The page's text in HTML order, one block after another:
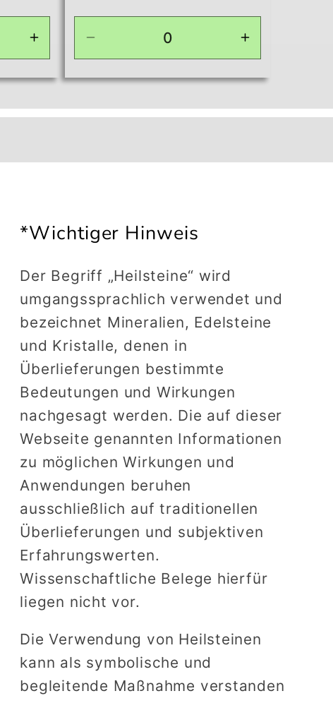
Erhöhe
die
Menge
Default
Verringere
die
Menge
Default
Erhöhe
die
Menge
Default
*Wichtiger Hinweis
Der Begriff „Heilsteine“ wird
umgangssprachlich verwendet und
bezeichnet Mineralien, Edelsteine
und Kristalle, denen in
Überlieferungen bestimmte
Bedeutungen und Wirkungen
nachgesagt werden. Die auf dieser
Webseite genannten Informationen
zu möglichen Wirkungen und
Anwendungen beruhen
ausschließlich auf traditionellen
Überlieferungen und subjektiven
Erfahrungswerten.
Wissenschaftliche Belege hierfür
liegen nicht vor.
Die Verwendung von Heilsteinen
kann als symbolische und
begleitende Maßnahme verstanden